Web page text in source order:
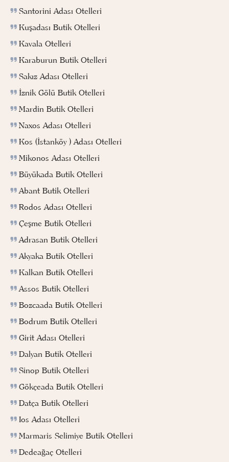
Santorini Adası Otelleri
Kuşadası Butik Otelleri
Kavala Otelleri
Karaburun Butik Otelleri
Sakız Adası Otelleri
İznik Gölü Butik Otelleri
Mardin Butik Otelleri
Naxos Adası Otelleri
Kos (İstanköy ) Adası Otelleri
Mikonos Adası Otelleri
Büyükada Butik Otelleri
Abant Butik Otelleri
Rodos Adası Otelleri
Çeşme Butik Otelleri
Adrasan Butik Otelleri
Akyaka Butik Otelleri
Kalkan Butik Otelleri
Assos Butik Otelleri
Bozcaada Butik Otelleri
Bodrum Butik Otelleri
Girit Adası Otelleri
Dalyan Butik Otelleri
Sinop Butik Otelleri
Gökçeada Butik Otelleri
Datça Butik Otelleri
Ios Adası Otelleri
Marmaris Selimiye Butik Otelleri
Dedeağaç Otelleri